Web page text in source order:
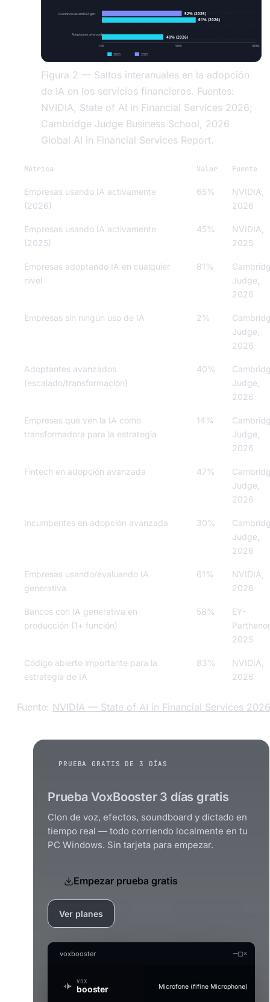
Usando/evaluando IA gen.
52% (2025)
61% (2026)
Adoptantes avanzados 40% (2026)
0% 50%
100%
2026
2025
Figura 2 — Saltos interanuales en la adopción
de IA en los servicios financieros. Fuentes:
NVIDIA, State of AI in Financial Services 2026;
Cambridge Judge Business School, 2026
Global AI in Financial Services Report.
Métrica Valor Fuente
Empresas usando IA activamente
(2026)
65%
NVIDIA,
2026
Empresas usando IA activamente
(2025)
45%
NVIDIA,
2025
Empresas adoptando IA en cualquier
nivel
81%
Judge,
2026
Empresas sin ningún uso de IA 2%
Judge,
2026
Adoptantes avanzados
(escalado/transformación)
40%
Judge,
2026
Empresas que ven la IA como
transformadora para la estrategia
14%
Judge,
2026
Fintech en adopción avanzada 47%
Judge,
2026
Incumbentes en adopción avanzada 30%
Judge,
2026
Empresas usando/evaluando IA
generativa
61%
NVIDIA,
2026
Bancos con IA generativa en
producción (1+ función)
58%
EY-
2025
Código abierto importante para la
estrategia de IA
83%
NVIDIA,
2026
Fuente: NVIDIA — State of AI in Financial Services 2026
PRUEBA GRATIS DE 3 DÍAS
Prueba VoxBooster 3 días gratis
Clon de voz, efectos, soundboard y dictado en
tiempo real — todo corriendo localmente en tu
PC Windows. Sin tarjeta para empezar.
Empezar prueba gratis
Ver planes
voxbooster —□×
VOX
booster Microfone (fifine Microphone)